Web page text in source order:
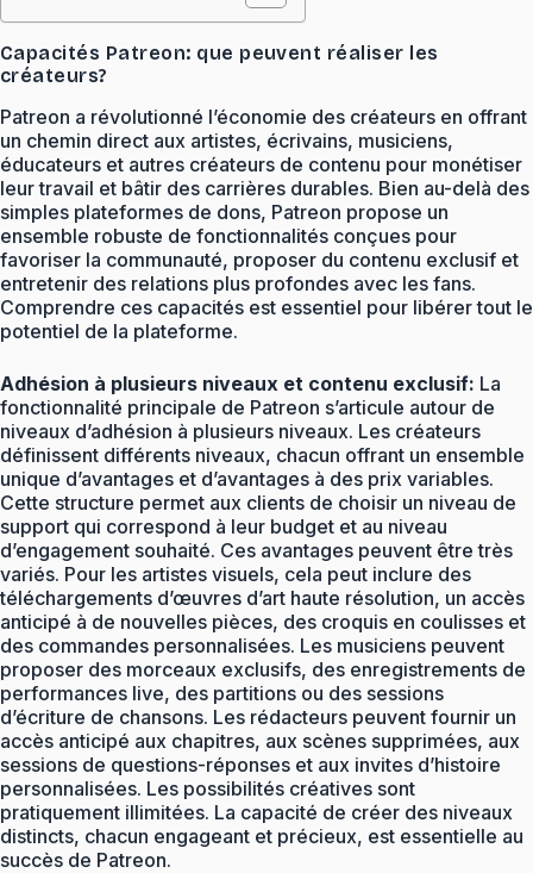
Capacités Patreon: que peuvent réaliser les
créateurs?
Patreon a révolutionné l’économie des créateurs en offrant
un chemin direct aux artistes, écrivains, musiciens,
éducateurs et autres créateurs de contenu pour monétiser
leur travail et bâtir des carrières durables. Bien au-delà des
simples plateformes de dons, Patreon propose un
ensemble robuste de fonctionnalités conçues pour
favoriser la communauté, proposer du contenu exclusif et
entretenir des relations plus profondes avec les fans.
Comprendre ces capacités est essentiel pour libérer tout le
potentiel de la plateforme.
Adhésion à plusieurs niveaux et contenu exclusif: La
fonctionnalité principale de Patreon s’articule autour de
niveaux d’adhésion à plusieurs niveaux. Les créateurs
définissent différents niveaux, chacun offrant un ensemble
unique d’avantages et d’avantages à des prix variables.
Cette structure permet aux clients de choisir un niveau de
support qui correspond à leur budget et au niveau
d’engagement souhaité. Ces avantages peuvent être très
variés. Pour les artistes visuels, cela peut inclure des
téléchargements d’œuvres d’art haute résolution, un accès
anticipé à de nouvelles pièces, des croquis en coulisses et
des commandes personnalisées. Les musiciens peuvent
proposer des morceaux exclusifs, des enregistrements de
performances live, des partitions ou des sessions
d’écriture de chansons. Les rédacteurs peuvent fournir un
accès anticipé aux chapitres, aux scènes supprimées, aux
sessions de questions-réponses et aux invites d’histoire
personnalisées. Les possibilités créatives sont
pratiquement illimitées. La capacité de créer des niveaux
distincts, chacun engageant et précieux, est essentielle au
succès de Patreon.